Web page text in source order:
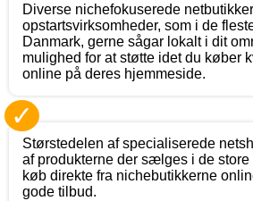
Diverse nichefokuserede
opstartsvirksomheder, som i de
Danmark, gerne sågar lokalt i dit
mulighed for at støtte idet du køber
online på deres hjemmeside.
✓
Størstedelen af specialiserede
af produkterne der sælges i de store
køb direkte fra nichebutikkerne
gode tilbud.